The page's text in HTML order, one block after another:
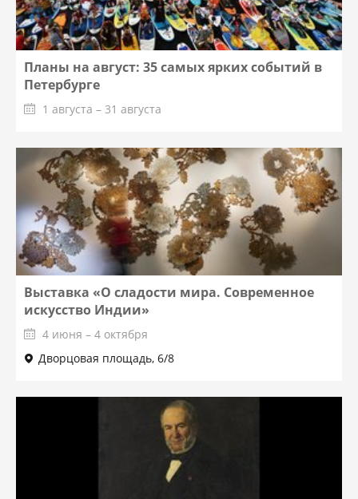
Планы на август: 35 самых ярких событий в
Петербурге
1 августа – 31 августа
Выставка «О сладости мира. Современное
искусство Индии»
4 июня – 4 октября
Дворцовая площадь, 6/8